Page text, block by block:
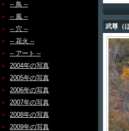
-- 鳥 --
-- 風 --
-- 穴 --
-- 花火 --
-- アート --
2004年の写真
2005年の写真
2006年の写真
2007年の写真
2008年の写真
2009年の写真
武尊（